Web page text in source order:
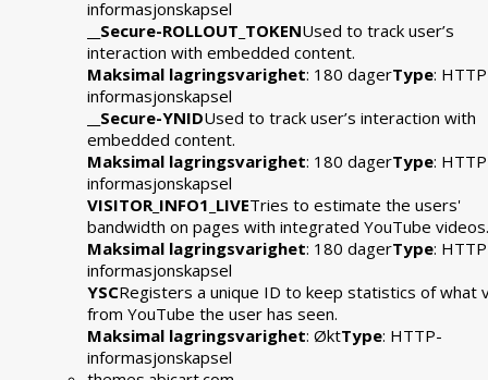
informasjonskapsel
__Secure-ROLLOUT_TOKENUsed to track user’s
interaction with embedded content.
Maksimal lagringsvarighet: 180 dagerType:
informasjonskapsel
__Secure-YNIDUsed to track user’s interaction with
embedded content.
Maksimal lagringsvarighet: 180 dagerType:
informasjonskapsel
VISITOR_INFO1_LIVETries to estimate the users'
bandwidth on pages with integrated YouTube videos.
Maksimal lagringsvarighet: 180 dagerType:
informasjonskapsel
YSCRegisters a unique ID to keep statistics of what
from YouTube the user has seen.
Maksimal lagringsvarighet: ØktType: HTTP-
informasjonskapsel